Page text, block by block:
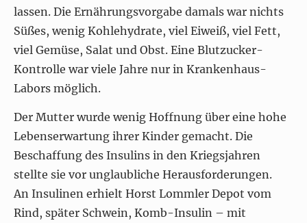
lassen. Die Ernährungsvorgabe damals war nichts
Süßes, wenig Kohlehydrate, viel Eiweiß, viel Fett,
viel Gemüse, Salat und Obst. Eine Blutzucker-
Kontrolle war viele Jahre nur in Krankenhaus-
Labors möglich.
Der Mutter wurde wenig Hoffnung über eine hohe
Lebenserwartung ihrer Kinder gemacht. Die
Beschaffung des Insulins in den Kriegsjahren
stellte sie vor unglaubliche Herausforderungen.
An Insulinen erhielt Horst Lommler Depot vom
Rind, später Schwein, Komb-Insulin – mit